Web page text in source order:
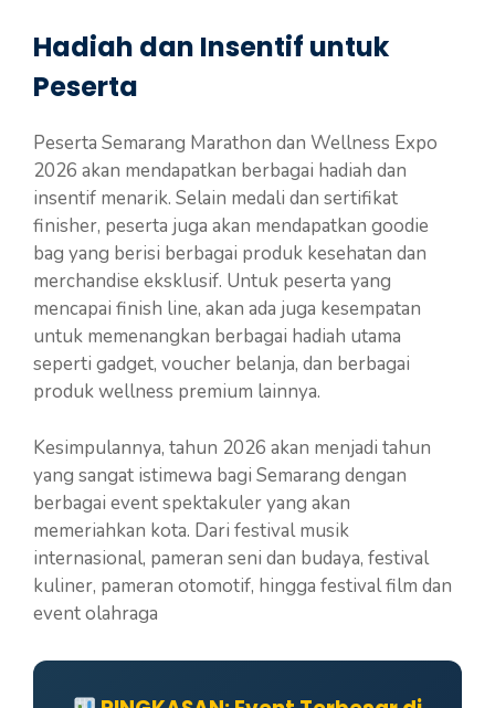
Hadiah dan Insentif untuk
Peserta
Peserta Semarang Marathon dan Wellness Expo
2026 akan mendapatkan berbagai hadiah dan
insentif menarik. Selain medali dan sertifikat
finisher, peserta juga akan mendapatkan goodie
bag yang berisi berbagai produk kesehatan dan
merchandise eksklusif. Untuk peserta yang
mencapai finish line, akan ada juga kesempatan
untuk memenangkan berbagai hadiah utama
seperti gadget, voucher belanja, dan berbagai
produk wellness premium lainnya.
Kesimpulannya, tahun 2026 akan menjadi tahun
yang sangat istimewa bagi Semarang dengan
berbagai event spektakuler yang akan
memeriahkan kota. Dari festival musik
internasional, pameran seni dan budaya, festival
kuliner, pameran otomotif, hingga festival film dan
event olahraga